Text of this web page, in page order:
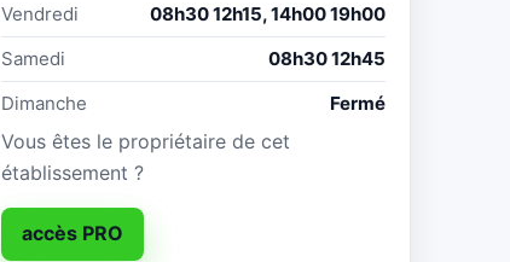
Vendredi
08h30 12h15, 14h00 19h00
Samedi
08h30 12h45
Dimanche
Fermé
Vous êtes le propriétaire de cet
établissement ?
accès PRO